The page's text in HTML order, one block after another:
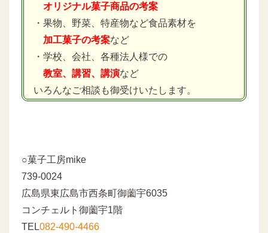
オリジナル菓子商品の考案
・果物、野菜、特産物など食品素材を
加工菓子の考案など
・学校、会社、各種法人様での
教室、講習、講演など
いろんなご相談も御受けいたします。
○菓子工房mike
739-0024
広島県東広島市西条町御薗宇6035
コンチェルト御薗宇1階
TEL082-490-4466